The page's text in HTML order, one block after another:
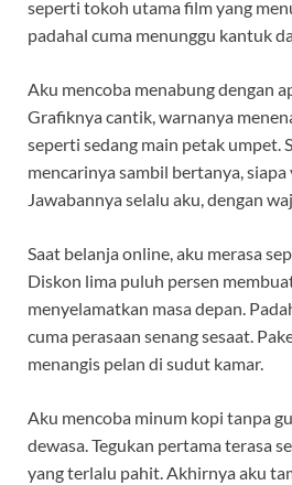
seperti tokoh utama film yang
padahal cuma menunggu kantuk
Aku mencoba menabung dengan
Grafiknya cantik, warnanya
seperti sedang main petak umpet.
mencarinya sambil bertanya, siapa
Jawabannya selalu aku, dengan
Saat belanja online, aku merasa
Diskon lima puluh persen
menyelamatkan masa depan.
cuma perasaan senang sesaat.
menangis pelan di sudut kamar.
Aku mencoba minum kopi tanpa
dewasa. Tegukan pertama terasa
yang terlalu pahit. Akhirnya aku